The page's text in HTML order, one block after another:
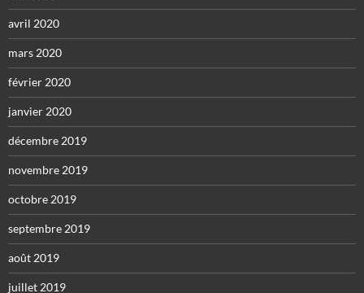
avril 2020
mars 2020
février 2020
janvier 2020
décembre 2019
novembre 2019
octobre 2019
septembre 2019
août 2019
juillet 2019